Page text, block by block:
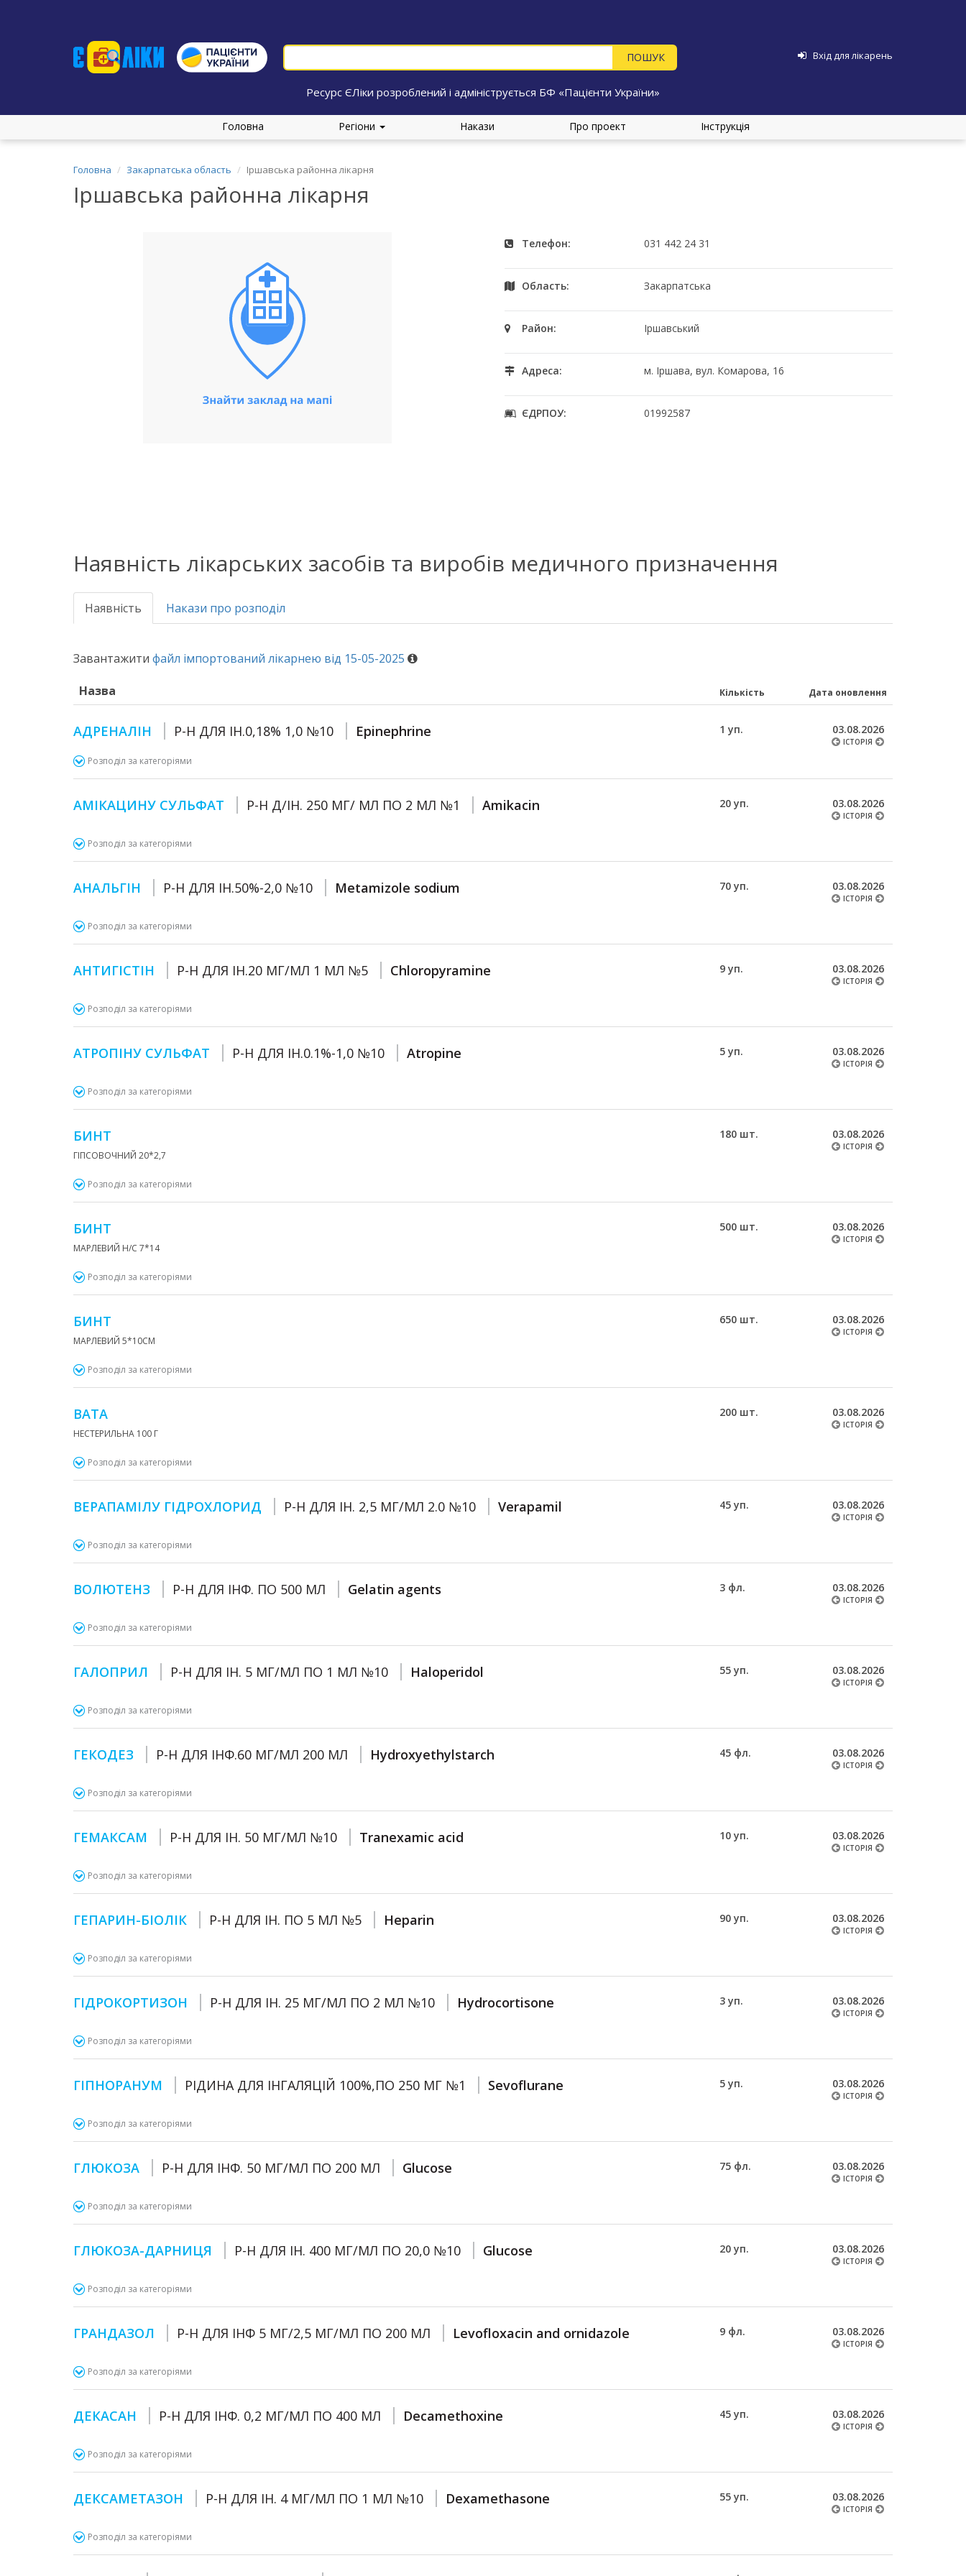
Вхід для лікарень
Ресурс ЄЛіки розроблений і адмініструється БФ «Пацієнти України»
Головна Регіони Накази Про проект Інструкція
Головна Закарпатська область Іршавська районна лікарня
Іршавська районна лікарня
Телефон: 031 442 24 31
Область: Закарпатська
Район: Іршавський
Адреса: м. Іршава, вул. Комарова, 16
ЄДРПОУ: 01992587
Наявність лікарських засобів та виробів медичного призначення
Наявність Накази про розподіл
Завантажити файл імпортований лікарнею від 15-05-2025
Назва Кількість Дата оновлення
АДРЕНАЛІН Р-Н ДЛЯ ІН.0,18% 1,0 №10 Epinephrine 1 уп. 03.08.2026
ІСТОРІЯ
Розподіл за категоріями
АМІКАЦИНУ СУЛЬФАТ Р-Н Д/ІН. 250 МГ/ МЛ ПО 2 МЛ №1 Amikacin 20 уп. 03.08.2026
ІСТОРІЯ
Розподіл за категоріями
АНАЛЬГІН Р-Н ДЛЯ ІН.50%-2,0 №10 Metamizole sodium 70 уп. 03.08.2026
ІСТОРІЯ
Розподіл за категоріями
АНТИГІСТІН Р-Н ДЛЯ ІН.20 МГ/МЛ 1 МЛ №5 Chloropyramine 9 уп. 03.08.2026
ІСТОРІЯ
Розподіл за категоріями
АТРОПІНУ СУЛЬФАТ Р-Н ДЛЯ ІН.0.1%-1,0 №10 Atropine 5 уп. 03.08.2026
ІСТОРІЯ
Розподіл за категоріями
БИНТ
ГІПСОВОЧНИЙ 20*2,7
180 шт. 03.08.2026
ІСТОРІЯ
Розподіл за категоріями
БИНТ
МАРЛЕВИЙ Н/С 7*14
500 шт. 03.08.2026
ІСТОРІЯ
Розподіл за категоріями
БИНТ
МАРЛЕВИЙ 5*10СМ
650 шт. 03.08.2026
ІСТОРІЯ
Розподіл за категоріями
ВАТА
НЕСТЕРИЛЬНА 100 Г
200 шт. 03.08.2026
ІСТОРІЯ
Розподіл за категоріями
ВЕРАПАМІЛУ ГІДРОХЛОРИД Р-Н ДЛЯ ІН. 2,5 МГ/МЛ 2.0 №10 Verapamil 45 уп. 03.08.2026
ІСТОРІЯ
Розподіл за категоріями
ВОЛЮТЕНЗ Р-Н ДЛЯ ІНФ. ПО 500 МЛ Gelatin agents 3 фл. 03.08.2026
ІСТОРІЯ
Розподіл за категоріями
ГАЛОПРИЛ Р-Н ДЛЯ ІН. 5 МГ/МЛ ПО 1 МЛ №10 Haloperidol 55 уп. 03.08.2026
ІСТОРІЯ
Розподіл за категоріями
ГЕКОДЕЗ Р-Н ДЛЯ ІНФ.60 МГ/МЛ 200 МЛ Hydroxyethylstarch 45 фл. 03.08.2026
ІСТОРІЯ
Розподіл за категоріями
ГЕМАКСАМ Р-Н ДЛЯ ІН. 50 МГ/МЛ №10 Tranexamic acid 10 уп. 03.08.2026
ІСТОРІЯ
Розподіл за категоріями
ГЕПАРИН-БІОЛІК Р-Н ДЛЯ ІН. ПО 5 МЛ №5 Heparin 90 уп. 03.08.2026
ІСТОРІЯ
Розподіл за категоріями
ГІДРОКОРТИЗОН Р-Н ДЛЯ ІН. 25 МГ/МЛ ПО 2 МЛ №10 Hydrocortisone 3 уп. 03.08.2026
ІСТОРІЯ
Розподіл за категоріями
ГІПНОРАНУМ РІДИНА ДЛЯ ІНГАЛЯЦІЙ 100%,ПО 250 МГ №1 Sevoflurane 5 уп. 03.08.2026
ІСТОРІЯ
Розподіл за категоріями
ГЛЮКОЗА Р-Н ДЛЯ ІНФ. 50 МГ/МЛ ПО 200 МЛ Glucose 75 фл. 03.08.2026
ІСТОРІЯ
Розподіл за категоріями
ГЛЮКОЗА-ДАРНИЦЯ Р-Н ДЛЯ ІН. 400 МГ/МЛ ПО 20,0 №10 Glucose 20 уп. 03.08.2026
ІСТОРІЯ
Розподіл за категоріями
ГРАНДАЗОЛ Р-Н ДЛЯ ІНФ 5 МГ/2,5 МГ/МЛ ПО 200 МЛ Levofloxacin and ornidazole 9 фл. 03.08.2026
ІСТОРІЯ
Розподіл за категоріями
ДЕКАСАН Р-Н ДЛЯ ІНФ. 0,2 МГ/МЛ ПО 400 МЛ Decamethoxine 45 уп. 03.08.2026
ІСТОРІЯ
Розподіл за категоріями
ДЕКСАМЕТАЗОН Р-Н ДЛЯ ІН. 4 МГ/МЛ ПО 1 МЛ №10 Dexamethasone 55 уп. 03.08.2026
ІСТОРІЯ
Розподіл за категоріями